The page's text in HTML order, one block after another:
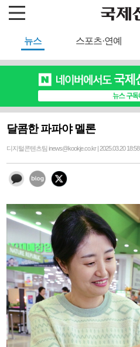
뉴스 스포츠·연예
달콤한 파파야 멜론
디지털콘텐츠팀 inews@kookje.co.kr | 2025.03.20 18:58